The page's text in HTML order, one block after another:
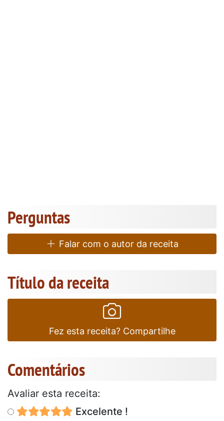
Perguntas
Falar com o autor da receita
Título da receita
Fez esta receita? Compartilhe
Comentários
Avaliar esta receita:
Excelente !